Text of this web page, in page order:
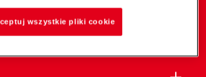
wszystkie pliki cookie